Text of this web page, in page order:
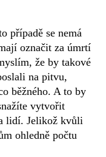
případě se nemá
označit za úmrtí
že by takové
na pitvu,
běžného. A to by
vytvořit
lidí. Jelikož kvůli
ohledně počtu